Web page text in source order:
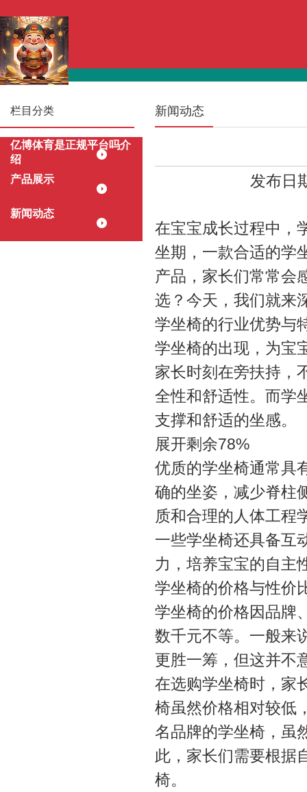
栏目分类
亿博体育是正规平台吗介
绍
产品展示
新闻动态
新闻动态
发布日
在宝宝成长过程中，
坐期，一款合适的学
产品，家长们常常会
选？今天，我们就来
学坐椅的行业优势与
学坐椅的出现，为宝
家长时刻在旁扶持，
全性和舒适性。而学
支撑和舒适的坐感。
展开剩余78%
优质的学坐椅通常具
确的坐姿，减少脊柱
质和合理的人体工程
一些学坐椅还具备互
力，培养宝宝的自主
学坐椅的价格与性价
学坐椅的价格因品牌
数千元不等。一般来
更胜一筹，但这并不
在选购学坐椅时，家
椅虽然价格相对较低
名品牌的学坐椅，虽
此，家长们需要根据
椅。